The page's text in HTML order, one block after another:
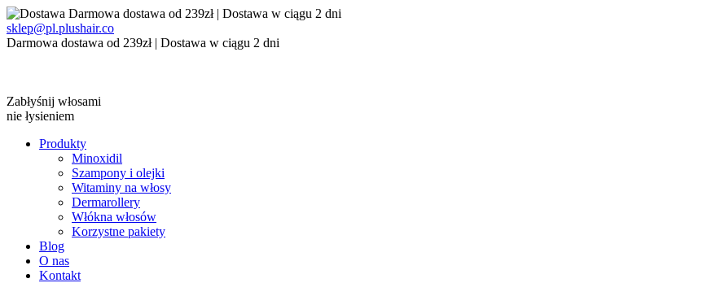
Darmowa dostawa od 239zł | Dostawa w ciągu 2 dni
sklep@pl.plushair.co
Darmowa dostawa od 239zł | Dostawa w ciągu 2 dni
Zabłyśnij włosami
nie łysieniem
Produkty
Minoxidil
Szampony i olejki
Witaminy na włosy
Dermarollery
Włókna włosów
Korzystne pakiety
Blog
O nas
Kontakt